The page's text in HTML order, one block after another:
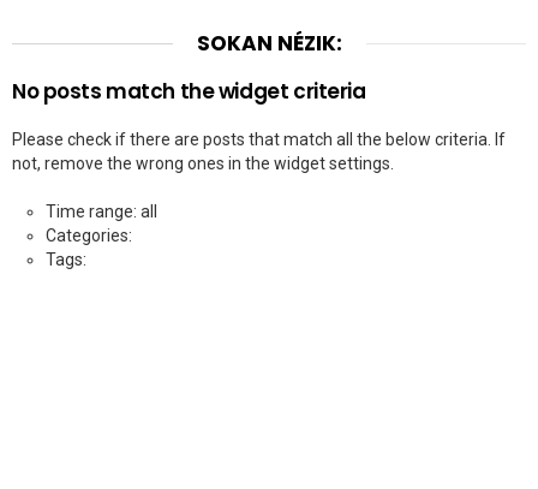
SOKAN NÉZIK:
No posts match the widget criteria
Please check if there are posts that match all the below criteria. If
not, remove the wrong ones in the widget settings.
Time range: all
Categories:
Tags: